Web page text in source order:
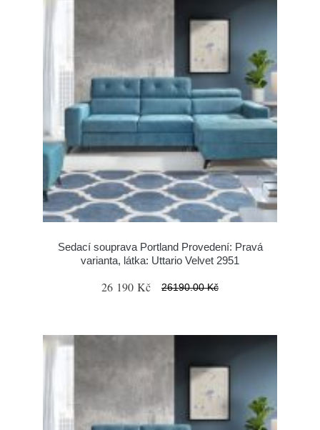
Sedací souprava Portland Provedení: Pravá
varianta, látka: Uttario Velvet 2951
26 190 Kč 26190.00 Kč